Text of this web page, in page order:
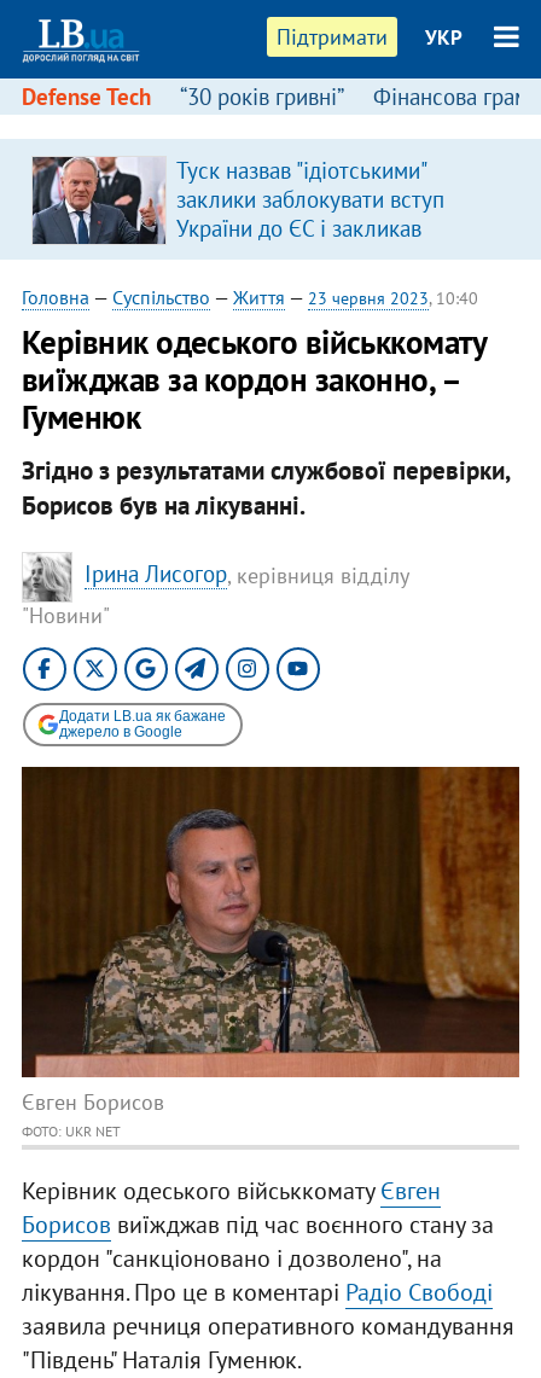
Підтримати УКР
Defense Tech “30 років гривні” Фінансова
Туск назвав "ідіотськими"
заклики заблокувати вступ
України до ЄС і закликав
припинити антиукраїнську
риторику
Головна — Суспільство — Життя — 23 червня 2023, 10:40
Керівник одеського військкомату
виїжджав за кордон законно, –
Гуменюк
Згідно з результатами службової перевірки,
Борисов був на лікуванні.
Ірина Лисогор, керівниця відділу
"Новини"
Додати LB.ua як бажане
джерело в Google
Євген Борисов
ФОТО: UKR NET
Керівник одеського військкоматуЄвген
Борисов виїжджав під час воєнного стану за
кордон "санкціоновано і дозволено", на
лікування. Про це в коментарі Радіо Свободі
заявила речниця оперативного командування
"Південь" Наталія Гуменюк.